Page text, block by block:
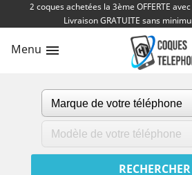
2 coques achetées la 3ème OFFERTE
Livraison GRATUITE sans
Menu 